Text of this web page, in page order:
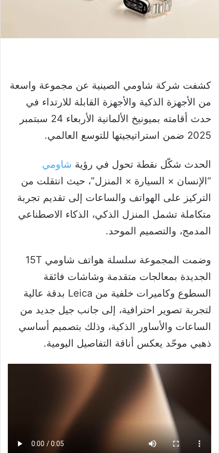
كشفت شركة شاومي الصينية عن مجموعة واسعة
من الأجهزة الذكية والأجهزة القابلة للارتداء في
حدث أقامته بميونيخ الألمانية الأربعاء 24 سبتمبر
2025 ضمن استراتيجيتها للتوسع العالمي.
الحدث شكّل نقطة تحول في رؤية شاومي
“الإنسان × السيارة × المنزل”، حيث انتقلت من
التركيز على الهواتف والساعات إلى تقديم تجربة
متكاملة تشمل المنزل الذكي، الذكاء الاصطناعي
المدمج، والتصميم الموحد.
وضمت المجموعة سلسلة هواتف شاومي 15T
الجديدة بمعالجات متقدمة وشاشات فائقة
السطوع وكاميرات خلفية من Leica بدقة عالية
لتجربة تصوير احترافية، إلى جانب جيل جديد من
الساعات والأساور الذكية، وذلك بتصميم أساسي
ذهبي موحّد يعكس أناقة التفاصيل اليومية.